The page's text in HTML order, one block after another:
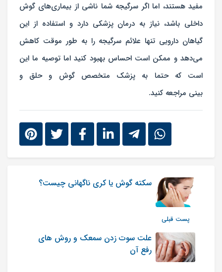
مفید هستند، اما اگر سرگیجه شما ناشی از بیماری‌های گوش
داخلی باشد، نیاز به درمان پزشکی دارد و استفاده از این
گیاهان دارویی تنها علائم سرگیجه را به طور موقت کاهش
می‌دهد و ممکن است احساس بهبود کنید اما توصیه ما این
است که حتما به پزشک متخصص گوش و حلق و
بینی مراجعه کنید.
پست قبلی
سکته گوش یا کری ناگهانی چیست؟
علت سوت زدن سمعک و روش های
رفع آن